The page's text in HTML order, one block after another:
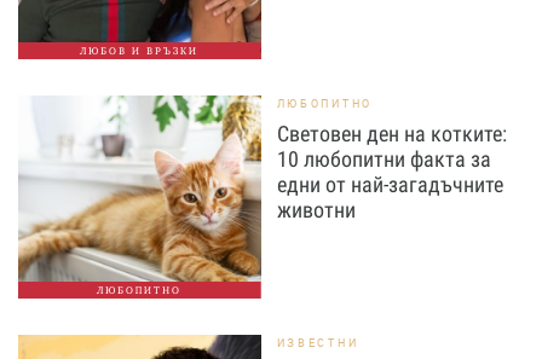
ЛЮБОВ И ВРЪЗКИ
ЛЮБОПИТНО
ЛЮБОПИТНО
Световен ден на котките:
10 любопитни факта за
едни от най-загадъчните
животни
ИЗВЕСТНИ